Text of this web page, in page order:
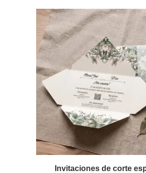
Invitaciones de corte